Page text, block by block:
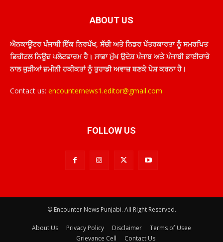
ABOUT US
ਐਨਕਾਊਂਟਰ ਪੰਜਾਬੀ ਇੱਕ ਨਿਰਪੱਖ, ਸੱਚੀ ਅਤੇ ਨਿਡਰ ਪੱਤਰਕਾਰਤਾ ਨੂੰ ਸਮਰਪਿਤ
ਡਿਜ਼ੀਟਲ ਨਿਊਜ਼ ਪਲੇਟਫਾਰਮ ਹੈ। ਸਾਡਾ ਮੁੱਖ ਉਦੇਸ਼ ਪੰਜਾਬ ਅਤੇ ਪੰਜਾਬੀ ਭਾਈਚਾਰੇ
ਨਾਲ ਜੁੜੀਆਂ ਜ਼ਮੀਨੀ ਹਕੀਕਤਾਂ ਨੂੰ ਤੁਹਾਡੀ ਅਵਾਜ਼ ਬਣਕੇ ਪੇਸ਼ ਕਰਨਾ ਹੈ।
Contact us: encounternews1.editor@gmail.com
FOLLOW US
© Encounter News Punjabi. All Right Reserved.
About Us Privacy Policy Disclaimer
Terms of Usee
Grievance Cell
Contact Us